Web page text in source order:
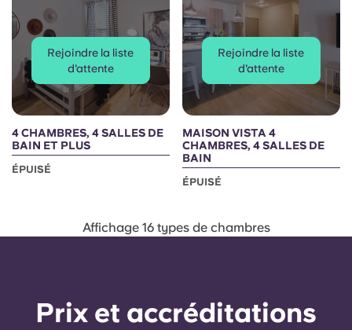
Rejoindre la liste
d'attente
4 CHAMBRES, 4 SALLES DE
BAIN ET PLUS
ÉPUISÉ
Rejoindre la liste
d'attente
MAISON VISTA 4
CHAMBRES, 4 SALLES DE
BAIN
ÉPUISÉ
Affichage 16 types de chambres
Prix ​​et accréditations